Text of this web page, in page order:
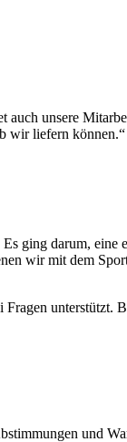
unsere
wir liefern können.“
ging darum,
wir mit dem
unterstützt.
und